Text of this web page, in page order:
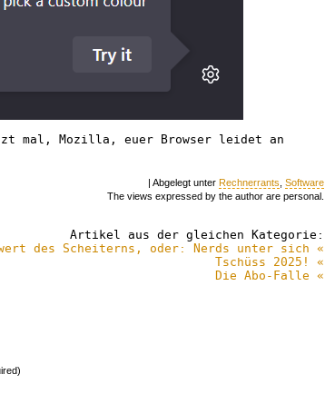
mal, Mozilla, euer Browser leidet an
| Abgelegt unter Rechnerrants Software
The views expressed by the author are personal.
Artikel aus der gleichen Kategorie:
des Scheiterns, oder: Nerds unter sich «
Tschüss 2025! «
Die Abo-Falle «